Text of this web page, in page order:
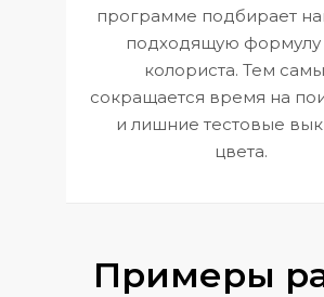
программе подбирает
подходящую формулу
колориста. Тем
сокращается время на
и лишние тестовые
цвета.
Примеры